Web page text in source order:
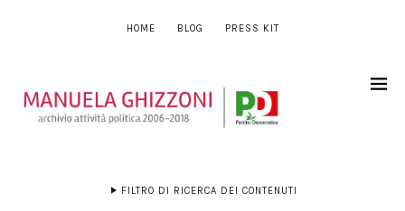
HOME BLOG PRESS KIT
FILTRO DI RICERCA DEI CONTENUTI